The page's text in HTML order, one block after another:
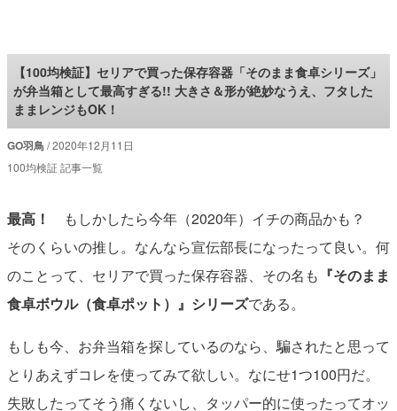
ロケットニュース24
【100均検証】セリアで買った保存容器「そのまま食卓シリーズ」
が弁当箱として最高すぎる!! 大きさ＆形が絶妙なうえ、フタした
ままレンジもOK！
GO羽鳥 2020年12月11日
100均検証 記事一覧
最高！
もしかしたら今年（2020年）イチの商品かも？
そのくらいの推し。なんなら宣伝部長になったって良い。何
のことって、セリアで買った保存容器、その名も 『そのまま
食卓ボウル（食卓ポット）』シリーズである。
もしも今、お弁当箱を探しているのなら、騙されたと思って
とりあえずコレを使ってみて欲しい。なにせ1つ100円だ。
失敗したってそう痛くないし、タッパー的に使ったってオッ